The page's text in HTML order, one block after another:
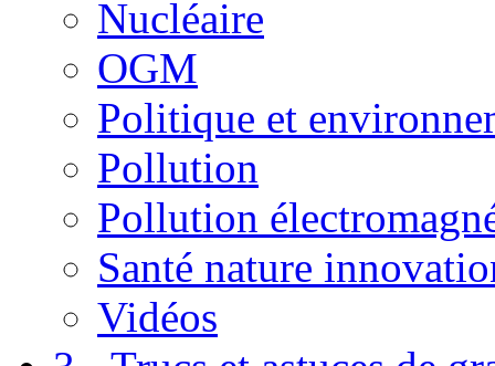
Nucléaire
OGM
Politique et
Pollution
Pollution
Santé nature
Vidéos